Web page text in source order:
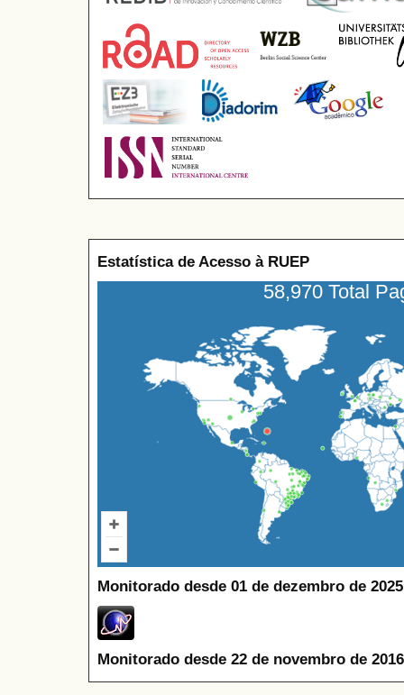
Estatística de Acesso à RUEP
58,970 Total
Monitorado desde 01 de dezembro de
Monitorado desde 22 de novembro de